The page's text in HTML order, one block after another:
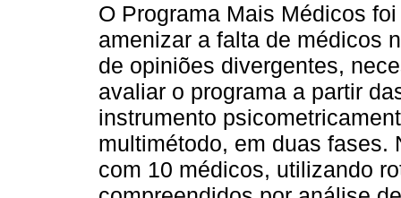
O Programa Mais Médicos
amenizar a falta de médicos
de opiniões divergentes,
avaliar o programa a partir
instrumento
multimétodo, em duas fases.
com 10 médicos, utilizando